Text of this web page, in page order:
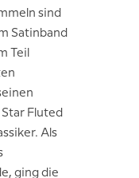
sind
Satinband
Teil
Fluted
Als
ging die